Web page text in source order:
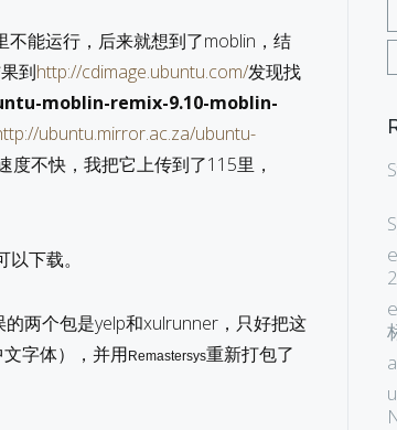
能运行，后来就想到了moblin，结
到http://cdimage.ubuntu.com/发现找
moblin-remix-9.10-moblin-
ubuntu.mirror.ac.za/ubuntu-
度不快，我把它上传到了115里，
下载。
两个包是yelp和xulrunner，只好把这
字体），并用 Remastersys重新打包了